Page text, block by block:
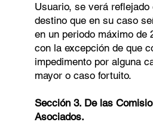
Usuario, se verá reflejado
destino que en su caso
en un periodo máximo de
con la excepción de que
impedimento por alguna
mayor o caso fortuito.
Sección 3. De las
Asociados.